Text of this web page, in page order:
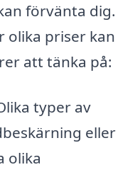
förvänta dig.
olika priser kan
att tänka på:
typer av
eller
olika